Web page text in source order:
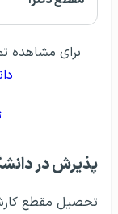
برای مشاهده
پذيرش در